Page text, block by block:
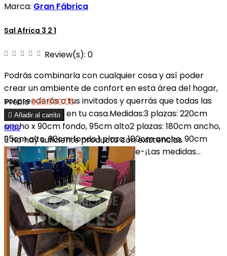
Marca: Gran Fábrica
Sal Africa 3 2 1
Review(s): 0
Podrás combinarla con cualquier cosa y así poder
crear un ambiente de confort en esta área del hogar,
sorprenderás a tus invitados y querrás que todas las
reuniones sean en tu casa.Medidas:3 plazas: 220cm
ancho x 90cm fondo, 95cm alto2 plazas: 180cm ancho,
95cm alto, 90cm fondo.1 plaza: 100cm ancho, 90cm
fondo,95cm alto -Único reclinable-¡Las medidas...
Precio$26,500.00
 Añadir al carrito
Más
No hay suficiente producto con existencias